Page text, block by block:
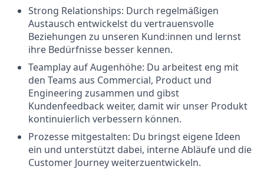
Strong Relationships: Durch regelmäßigen
Austausch entwickelst du vertrauensvolle
Beziehungen zu unseren Kund:innen und lernst
ihre Bedürfnisse besser kennen.
Teamplay auf Augenhöhe: Du arbeitest eng mit
den Teams aus Commercial, Product und
Engineering zusammen und gibst
Kundenfeedback weiter, damit wir unser Produkt
kontinuierlich verbessern können.
Prozesse mitgestalten: Du bringst eigene Ideen
ein und unterstützt dabei, interne Abläufe und die
Customer Journey weiterzuentwickeln.